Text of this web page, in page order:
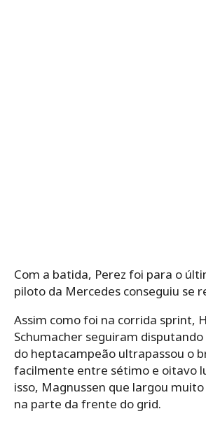
Com a batida, Perez foi para o
piloto da Mercedes conseguiu se
Assim como foi na corrida sprint,
Schumacher seguiram disputando
do heptacampeão ultrapassou o
facilmente entre sétimo e oitavo
isso, Magnussen que largou
na parte da frente do grid.